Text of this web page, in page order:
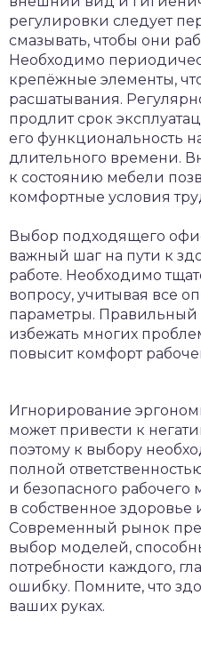
регулировки следует
смазывать, чтобы они
Необходимо
крепёжные элементы,
расшатывания.
продлит срок
его функциональность
длительного времени.
к состоянию мебели
комфортные условия
Выбор подходящего
важный шаг на пути к
работе. Необходимо
вопросу, учитывая все
параметры.
избежать многих
повысит комфорт
Игнорирование
может привести к
поэтому к выбору
полной
и безопасного рабочего
в собственное здоровье
Современный рынок
выбор моделей,
потребности каждого,
ошибку. Помните, что
ваших руках.